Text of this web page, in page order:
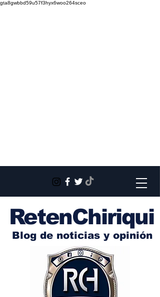
gta8gwbbd59u57f3hyx6woo264sceo
RetenChiriqui
Blog de noticias y opinión